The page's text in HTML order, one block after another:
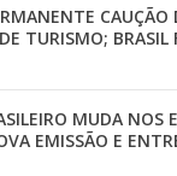
CAUÇÃO
TURISMO; BRASIL
MUDA NOS
EMISSÃO E